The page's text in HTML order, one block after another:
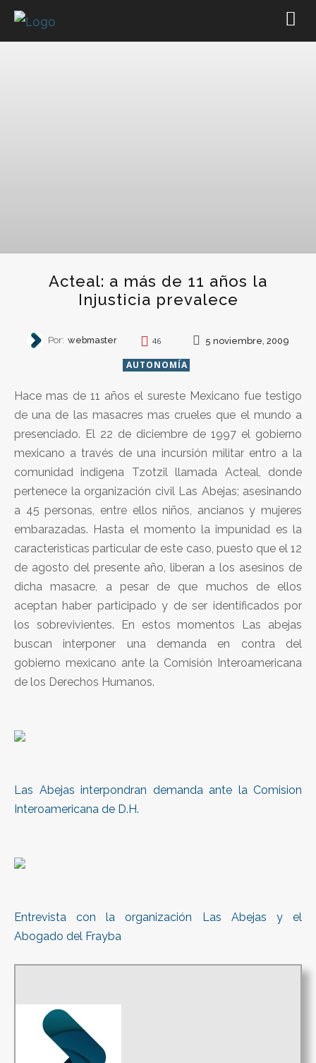
Acteal: a más de 11 años la
Injusticia prevalece
Por: webmaster 46 5 noviembre, 2009
AUTONOMÍA
Hace mas de 11 años el sureste Mexicano fue testigo
de una de las masacres mas crueles que el mundo a
presenciado. El 22 de diciembre de 1997 el gobierno
mexicano a través de una incursión militar entro a la
comunidad indigena Tzotzil llamada Acteal, donde
pertenece la organización civil Las Abejas; asesinando
a 45 personas, entre ellos niños, ancianos y mujeres
embarazadas. Hasta el momento la impunidad es la
caracteristicas particular de este caso, puesto que el 12
de agosto del presente año, liberan a los asesinos de
dicha masacre, a pesar de que muchos de ellos
aceptan haber participado y de ser identificados por
los sobrevivientes. En estos momentos Las abejas
buscan interponer una demanda en contra del
gobierno mexicano ante la Comisión Interoamericana
de los Derechos Humanos.
Las Abejas interpondran demanda ante la Comision
Interoamericana de D.H.
Entrevista con la organización Las Abejas y el
Abogado del Frayba